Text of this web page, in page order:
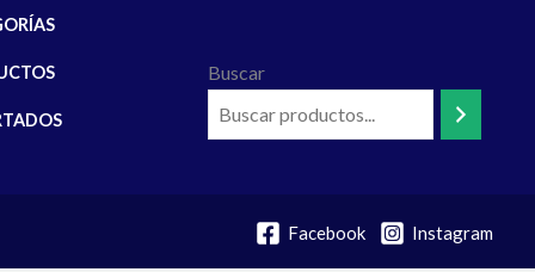
Buscar
Facebook Instagram